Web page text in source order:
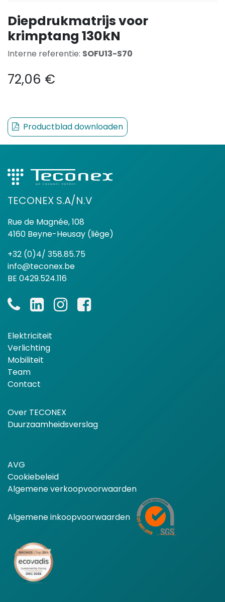
Diepdrukmatrijs voor
krimptang 130kN
Interne referentie: SOFU13-S70
72,06 €
Productblad downloaden
TECONEX S.A/N.V
Rue de Magnée, 108
4160 Beyne-Heusay (liège)
+32 (0)4/ 358.85.75
info@teconex.be
BE 0429.524.116
Elektriciteit
Verlichting
Mobiliteit
Team
Contact
Over TECONEX
Duurzaamheidsverslag
AVG
Cookiebeleid
Algemene verkoopvoorwaarden
Algemene inkoopvoorwaarden